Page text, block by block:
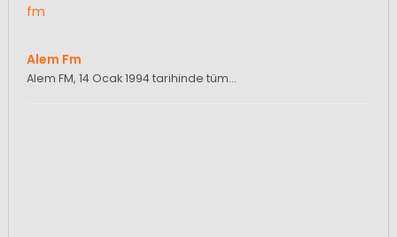
Alem Fm
Alem FM, 14 Ocak 1994 tarihinde tüm…